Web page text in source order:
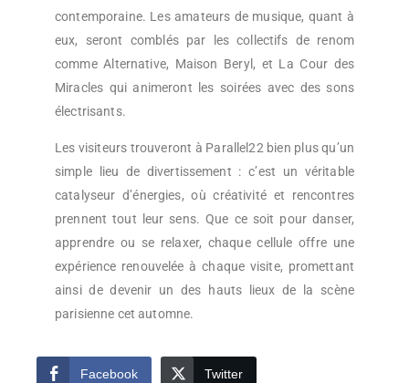
contemporaine. Les amateurs de musique, quant à
eux, seront comblés par les collectifs de renom
comme Alternative, Maison Beryl, et La Cour des
Miracles qui animeront les soirées avec des sons
électrisants.
Les visiteurs trouveront à Parallel22 bien plus qu’un
simple lieu de divertissement : c’est un véritable
catalyseur d’énergies, où créativité et rencontres
prennent tout leur sens. Que ce soit pour danser,
apprendre ou se relaxer, chaque cellule offre une
expérience renouvelée à chaque visite, promettant
ainsi de devenir un des hauts lieux de la scène
parisienne cet automne.
Facebook Twitter